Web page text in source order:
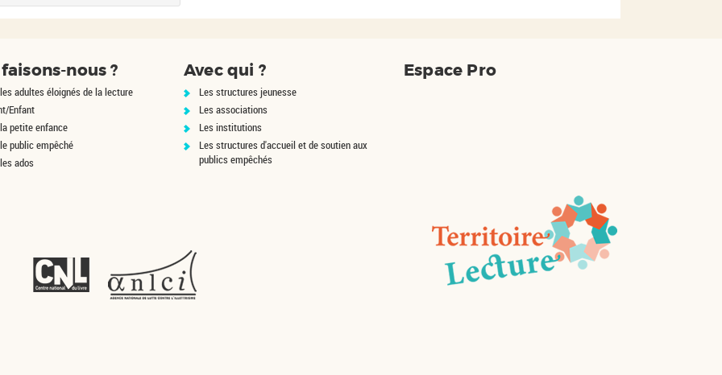
nous ?
adultes éloignés de la lecture
Enfant
petite enfance
public empêché
ados
Avec qui ?
Les structures jeunesse
Les associations
Les institutions
Les structures d'accueil et de soutien aux
publics empêchés
Espace Pro